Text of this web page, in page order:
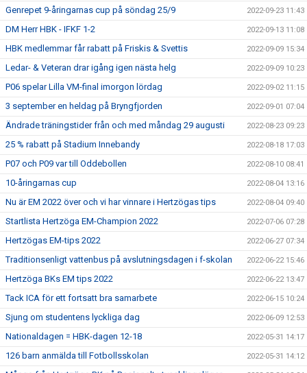
Genrepet 9-åringarnas cup på söndag 25/9 2022-09-23 11:43
DM Herr HBK - IFKF 1-2 2022-09-13 11:08
HBK medlemmar får rabatt på Friskis & Svettis 2022-09-09 15:34
Ledar- & Veteran drar igång igen nästa helg 2022-09-09 10:23
P06 spelar Lilla VM-final imorgon lördag 2022-09-02 11:15
3 september en heldag på Bryngfjorden 2022-09-01 07:04
Ändrade träningstider från och med måndag 29 augusti 2022-08-23 09:23
25 % rabatt på Stadium Innebandy 2022-08-18 17:03
P07 och P09 var till Oddebollen 2022-08-10 08:41
10-åringarnas cup 2022-08-04 13:16
Nu är EM 2022 över och vi har vinnare i Hertzögas tips 2022-08-04 09:40
Startlista Hertzöga EM-Champion 2022 2022-07-06 07:28
Hertzögas EM-tips 2022 2022-06-27 07:34
Traditionsenligt vattenbus på avslutningsdagen i f-skolan 2022-06-22 15:46
Hertzöga BKs EM tips 2022 2022-06-22 13:47
Tack ICA för ett fortsatt bra samarbete 2022-06-15 10:24
Sjung om studentens lyckliga dag 2022-06-09 12:53
Nationaldagen = HBK-dagen 12-18 2022-05-31 14:17
126 barn anmälda till Fotbollsskolan 2022-05-31 14:12